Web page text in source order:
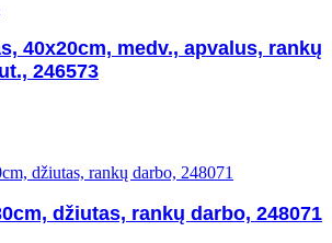
40x20cm, medv., apvalus, rankų
246573
džiutas, rankų darbo, 248071